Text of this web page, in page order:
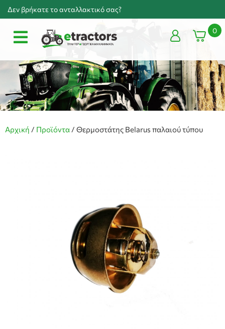
Δεν βρήκατε το ανταλλακτικό σας?
0
Αρχική / Προϊόντα / Θερμοστάτης Belarus παλαιού τύπου